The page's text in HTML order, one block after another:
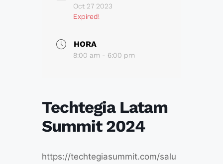
Oct 27 2023
Expired!
HORA
8:00 am - 6:00 pm
Techtegia Latam
Summit 2024
https://techtegiasummit.com/salu